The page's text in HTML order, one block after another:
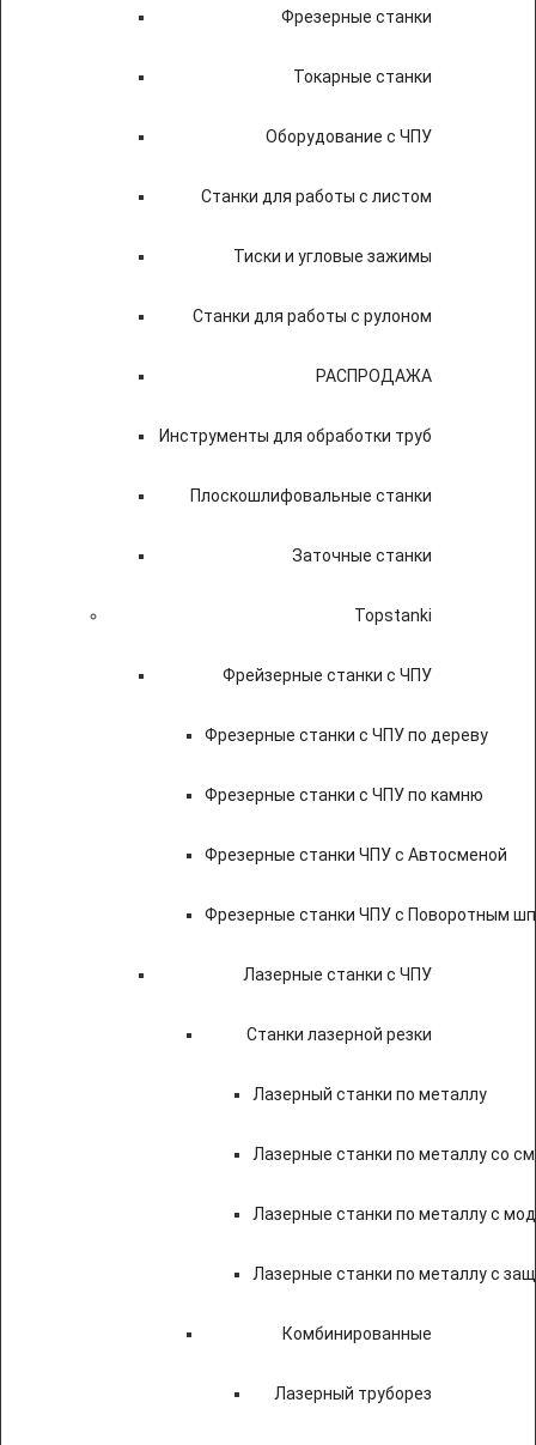
Фрезерные станки
Токарные станки
Оборудование с ЧПУ
Станки для работы с листом
Тиски и угловые зажимы
Станки для работы с рулоном
РАСПРОДАЖА
Инструменты для обработки труб
Плоскошлифовальные станки
Заточные станки
Topstanki
Фрейзерные станки с ЧПУ
Фрезерные станки с ЧПУ по дереву
Фрезерные станки с ЧПУ по камню
Фрезерные станки ЧПУ с Автосменой
Фрезерные станки ЧПУ с Поворотным
Лазерные станки с ЧПУ
Станки лазерной резки
Лазерный станки по металлу
Лазерные станки по металлу со
Лазерные станки по металлу с
Лазерные станки по металлу с
Комбинированные
Лазерный труборез